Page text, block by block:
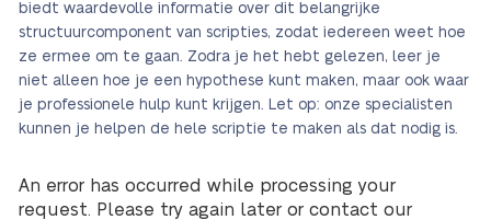
biedt waardevolle informatie over dit belangrijke
structuurcomponent van scripties, zodat iedereen weet hoe
ze ermee om te gaan. Zodra je het hebt gelezen, leer je
niet alleen hoe je een hypothese kunt maken, maar ook waar
je professionele hulp kunt krijgen. Let op: onze specialisten
kunnen je helpen de hele scriptie te maken als dat nodig is.
An error has occurred while processing your
request. Please try again later or contact our